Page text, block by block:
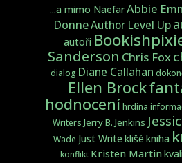
...a mimo NaefarAbbie
DonneAuthor Level Up
autoři
Sanderson Chris Fox
dialog Diane Callahan
Ellen Brock
hodnoceníhrdina
Writers Jerry B. Jenkins
Wade Just Write klišé kniha
konflikt Kristen Martin